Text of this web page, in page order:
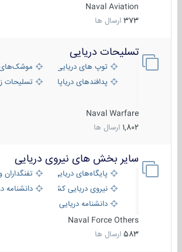
Naval Aviation
373 ارسال ها
تسلیحات دریایی
توپ های دریایی
موشک‌های
پدافندهای دریاپایه
تسلیحات
Naval Warfare
1,802 ارسال ها
سایر بخش های نیروی دریایی
پایگاه‌های دریایی
تفنگداران و
نیروی دریایی کشورهای مختلف
دانشنامه
دانشنامه دریایی کپی
Naval Force Others
583 ارسال ها